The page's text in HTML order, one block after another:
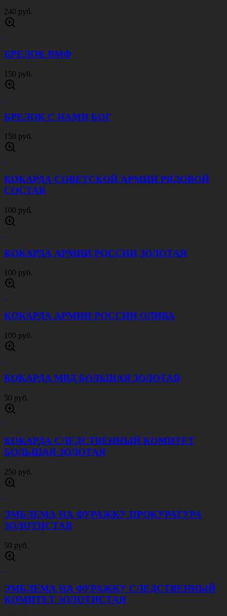
240 руб.
БРЕЛОК ВМФ
150 руб.
БРЕЛОК С НАМИ БОГ
150 руб.
КОКАРДА СОВЕТСКОЙ АРМИИ РЯДОВОЙ
СОСТАВ
100 руб.
КОКАРДА АРМИИ РОССИИ ЗОЛОТАЯ
100 руб.
КОКАРДА АРМИИ РОССИИ ОЛИВА
100 руб.
КОКАРДА МВД БОЛЬШАЯ ЗОЛОТАЯ
50 руб.
КОКАРДА СЛЕДСТВЕННЫЙ КОМИТЕТ
БОЛЬШАЯ ЗОЛОТАЯ
250 руб.
ЭМБЛЕМА НА ФУРАЖКУ ПРОКУРАТУРА
ЗОЛОТИСТАЯ
50 руб.
ЭМБЛЕМА НА ФУРАЖКУ СЛЕДСТВЕННЫЙ
КОМИТЕТ ЗОЛОТИСТАЯ